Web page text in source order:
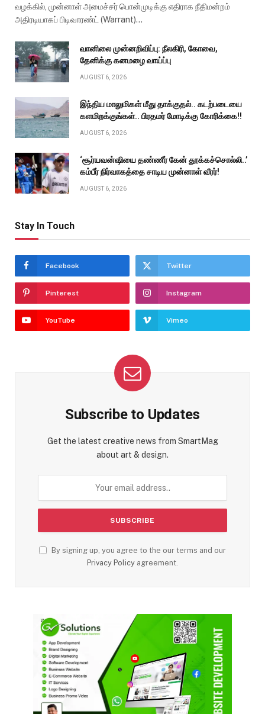
வழக்கில், முன்னாள் அமைச்சர் பொன்முடிக்கு எதிராக நீதிமன்றம்
அதிரடியாகப் பிடிவாரண்ட் (Warrant)…
வானிலை முன்னறிவிப்பு: நீலகிரி, கோவை,
தேனிக்கு கனமழை வாய்ப்பு
AUGUST 6, 2026
இந்திய மாலுமிகள் மீது தாக்குதல்.. கடற்படையை
களமிறக்குங்கள்.. பிரதமர் மோடிக்கு கோரிக்கை!!
AUGUST 6, 2026
‘சூர்யவன்ஷியை தண்ணீர் கேன் தூக்கச்சொல்லி..’
கம்பீர் நிர்வாகத்தை சாடிய முன்னாள் வீரர்!
AUGUST 6, 2026
Stay In Touch
Facebook Twitter
Pinterest Instagram
YouTube Vimeo
Subscribe to Updates
Get the latest creative news from SmartMag
about art & design.
By signing up, you agree to the our terms and our
Privacy Policy agreement.